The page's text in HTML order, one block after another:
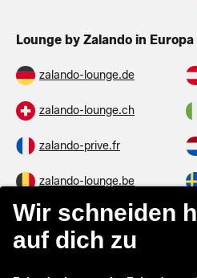
Lounge by Zalando in Europa
zalando-lounge.de
zalando-lounge.ch
zalando-prive.fr
zalando-lounge.be
zalando-lounge.fi
zalando-lounge.co.uk